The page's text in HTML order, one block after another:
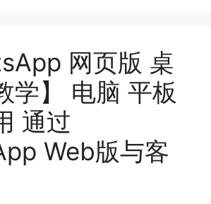
网页版 桌
学】 电脑 平板
通过
Web版与客